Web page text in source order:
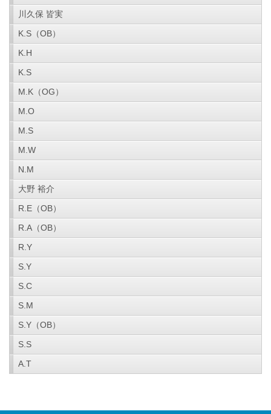
川久保 皆実
K.S（OB）
K.H
K.S
M.K（OG）
M.O
M.S
M.W
N.M
大野 裕介
R.E（OB）
R.A（OB）
R.Y
S.Y
S.C
S.M
S.Y（OB）
S.S
A.T